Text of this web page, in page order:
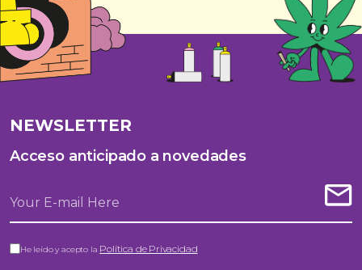
NEWSLETTER
Acceso anticipado a novedades
He leído y acepto la Política de Privacidad